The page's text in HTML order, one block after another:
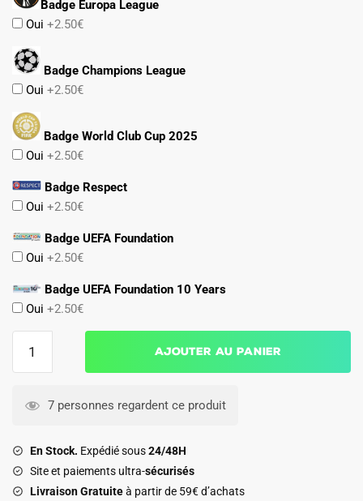
Badge Europa League
Oui +2.50€
Badge Champions League
Oui +2.50€
Badge World Club Cup 2025
Oui +2.50€
Badge Respect
Oui +2.50€
Badge UEFA Foundation
Oui +2.50€
Badge UEFA Foundation 10 Years
Oui +2.50€
2026
2027
Ajouter au panier
7 personnes regardent ce produit
En Stock. Expédié sous24/48H
Site et paiements ultra-sécurisés
Livraison Gratuiteà partir de 59€ d’achats